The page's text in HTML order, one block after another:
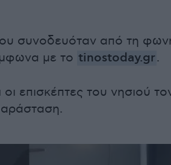
συνοδευόταν από τη
με το tinostoday.gr.
οι επισκέπτες του νησιού